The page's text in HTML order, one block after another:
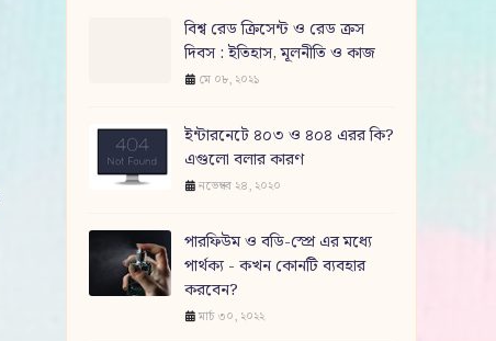
বিশ্ব রেড ক্রিসেন্ট ও রেড ক্রস
দিবস : ইতিহাস, মূলনীতি ও কাজ
মে ০৮, ২০২১
ইন্টারনেটে ৪০৩ ও ৪০৪ এরর কি?
এগুলো বলার কারণ
নভেম্বর ২৪, ২০২০
পারফিউম ও বডি-স্প্রে এর মধ্যে
পার্থক্য - কখন কোনটি ব্যবহার
করবেন?
মার্চ ৩০, ২০২২